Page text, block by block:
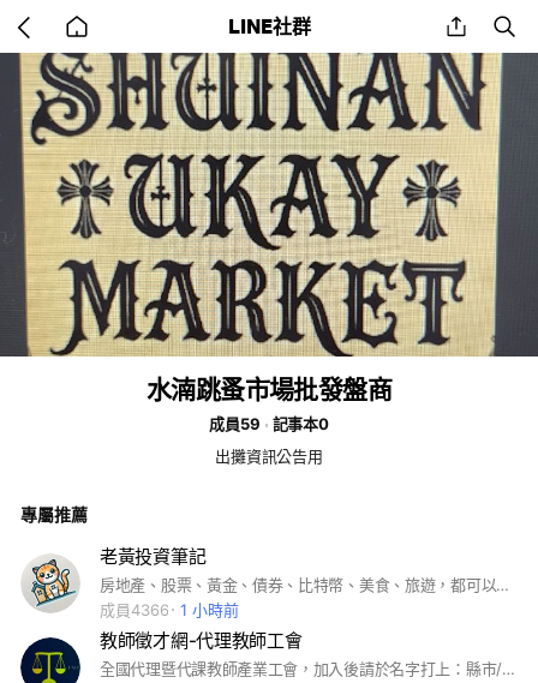
back
to
home
LINE社群 share
水湳跳蚤市場批發盤商
成員59
記事本0
出攤資訊公告用
專屬推薦
老黃投資筆記
房地產、股票、黃金、債券、比特幣、美食、旅遊，都可以聊，勿聊政治。 老黃帶你發大財
成員4366
1 小時前
教師徵才網-代理教師工會
全國代理暨代課教師產業工會，加入後請於名字打上：縣市/科別/暱名